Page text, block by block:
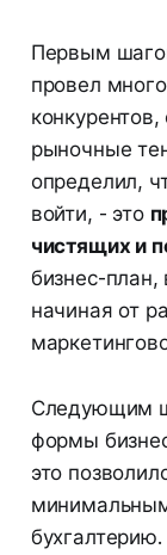
Первым
провел
рыночные
определил,
войти, - это
чистящих и
бизнес-план,
начиная от
Следующим
формы
это